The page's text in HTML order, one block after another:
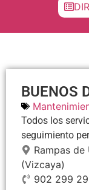
BUENOS
Todos los
seguimiento
Rampas
(Vizcaya)
902 299